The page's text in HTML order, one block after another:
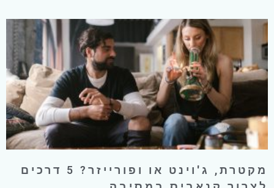
מקטרת, ג'וינט או ופורייזר? 5 דרכים